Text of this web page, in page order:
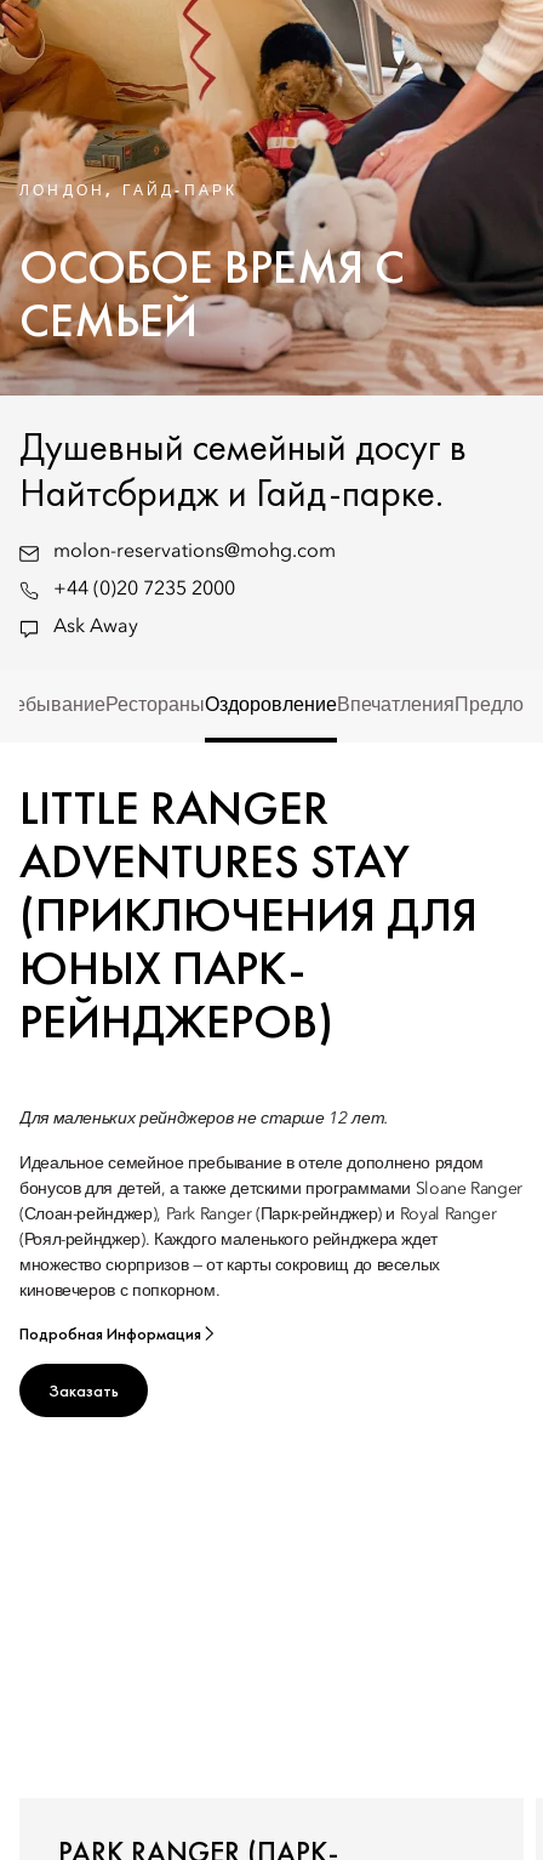
ЛОНДОН, ГАЙД-ПАРК
ОСОБОЕ ВРЕМЯ С
СЕМЬЕЙ
Душевный семейный досуг в
Найтсбридж и Гайд-парке.
molon-reservations@mohg.com
+44 (0)20 7235 2000
Ask Away
РестораныОздоровлениеВпечатления
LITTLE RANGER
ADVENTURES STAY
(ПРИКЛЮЧЕНИЯ ДЛЯ
ЮНЫХ ПАРК-
РЕЙНДЖЕРОВ)
Для маленьких рейнджеров не старше 12 лет.
Идеальное семейное пребывание в отеле дополнено рядом
бонусов для детей, а также детскими программами Sloane Ranger
(Слоан-рейнджер), Park Ranger (Парк-рейнджер) и Royal Ranger
(Роял-рейнджер). Каждого маленького рейнджера ждет
множество сюрпризов — от карты сокровищ до веселых
киновечеров с попкорном.
Подробная Информация
Заказать
PARK RANGER (ПАРК-